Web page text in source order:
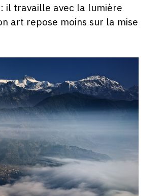
il travaille avec la lumière
art repose moins sur la mise